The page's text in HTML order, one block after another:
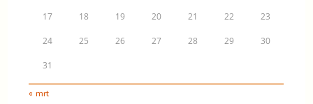
17 18 19 20 21 22 23
24 25 26 27 28 29 30
31
« mrt